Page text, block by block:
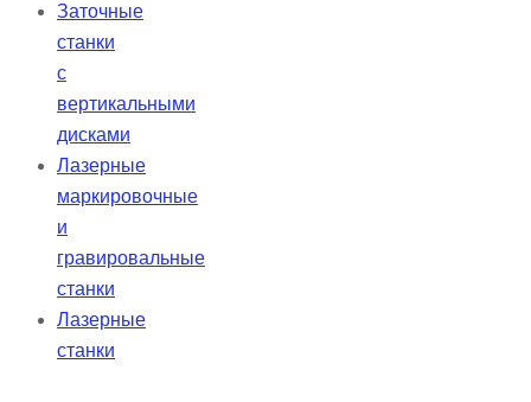
Заточные
станки
с
вертикальными
дисками
Лазерные
маркировочные
и
гравировальные
станки
Лазерные
станки